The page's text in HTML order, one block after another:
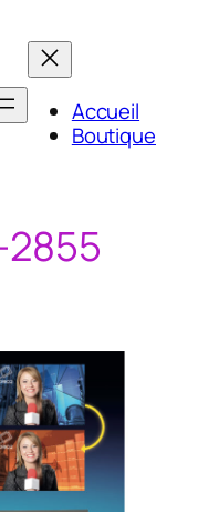
Accueil
Boutique